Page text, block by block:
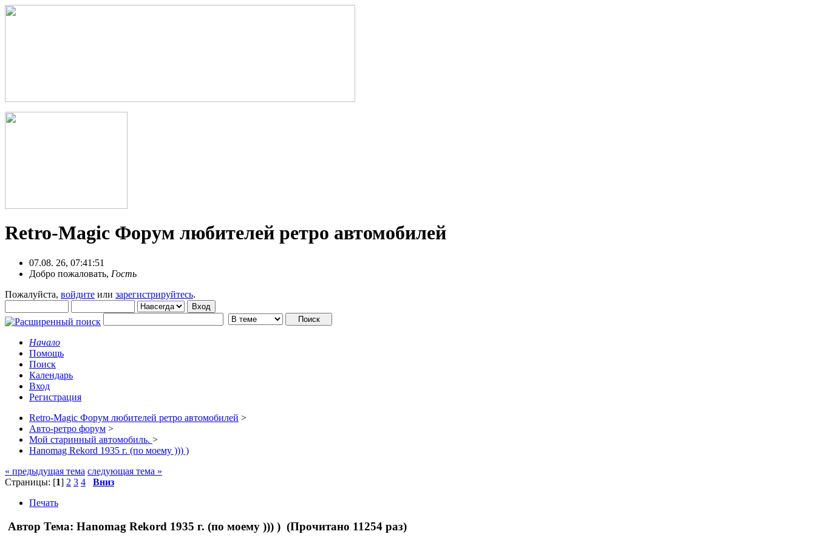
Retro-Magic Форум любителей ретро автомобилей
07.08. 26, 07:41:51
Добро пожаловать, Гость
Пожалуйста, войдите или зарегистрируйтесь.
Начало
Помощь
Поиск
Календарь
Вход
Регистрация
Retro-Magic Форум любителей ретро автомобилей >
Авто-ретро форум >
Мой старинный автомобиль. >
Hanomag Rekord 1935 г. (по моему ))) )
« предыдущая тема следующая тема »
Страницы: [1] 2 3 4
Вниз
Печать
Автор Тема: Hanomag Rekord 1935 г. (по моему ))) ) (Прочитано 11254 раз)